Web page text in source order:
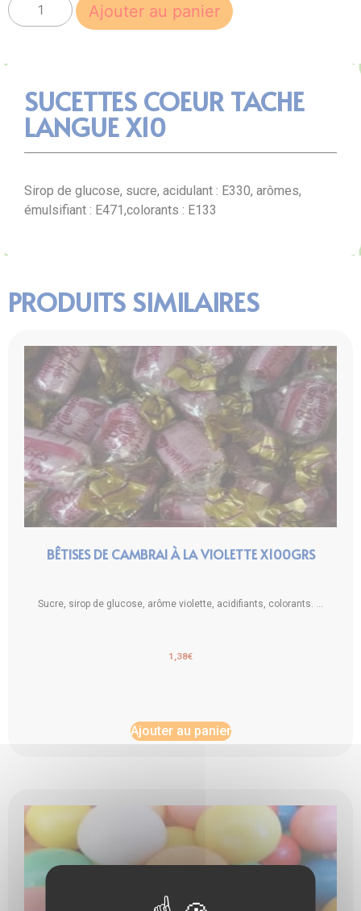
Ajouter au panier
SUCETTES COEUR TACHE
LANGUE X10
Sirop de glucose, sucre, acidulant : E330, arômes,
émulsifiant : E471,colorants : E133
PRODUITS SIMILAIRES
BÊTISES DE CAMBRAI À LA VIOLETTE X100GRS
Sucre, sirop de glucose, arôme violette, acidifiants, colorants. ...
1,38€
Ajouter au panier